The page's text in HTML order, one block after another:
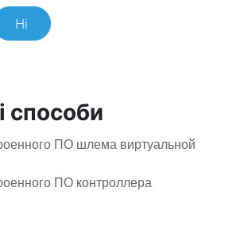
Ні
способи
ПО шлема виртуальной
ПО контроллера